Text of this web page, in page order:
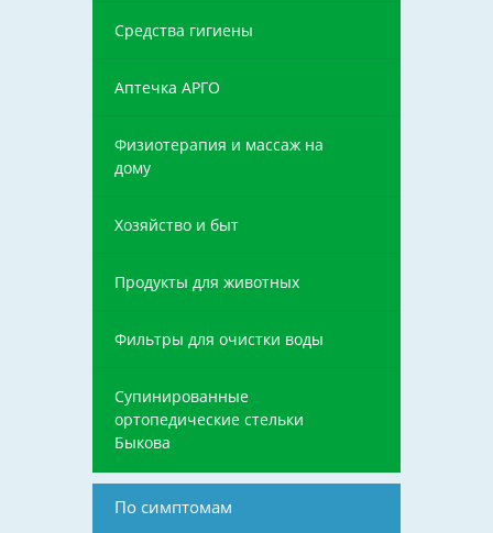
Средства гигиены
Аптечка АРГО
Физиотерапия и массаж на
дому
Хозяйство и быт
Продукты для животных
Фильтры для очистки воды
Супинированные
ортопедические стельки
Быкова
По симптомам